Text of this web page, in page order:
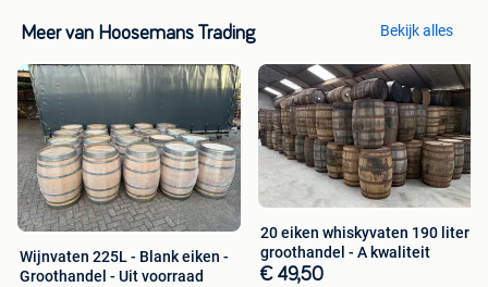
Gemonteerde aftapkraan
Los deksel met houten handvat
Prijs complete set:€375,-
Hoosemans Trading:
Locatie
Voorteindseweg 30A(LET OP: GEEN NUMMER 30!)
Meer van Hoosemans Trading Bekijk alles
Wijnvaten 225L - Blank eiken -
Groothandel - Uit voorraad
20 eiken whiskyvaten 190 liter -
groothandel - A kwaliteit
€ 49,50